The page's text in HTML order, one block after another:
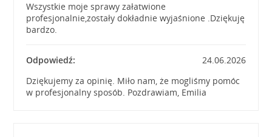
Wszystkie moje sprawy załatwione
profesjonalnie,zostały dokładnie wyjaśnione .Dziękuję
bardzo.
Odpowiedź:
24.06.2026
Dziękujemy za opinię. Miło nam, że mogliśmy pomóc
w profesjonalny sposób. Pozdrawiam, Emilia